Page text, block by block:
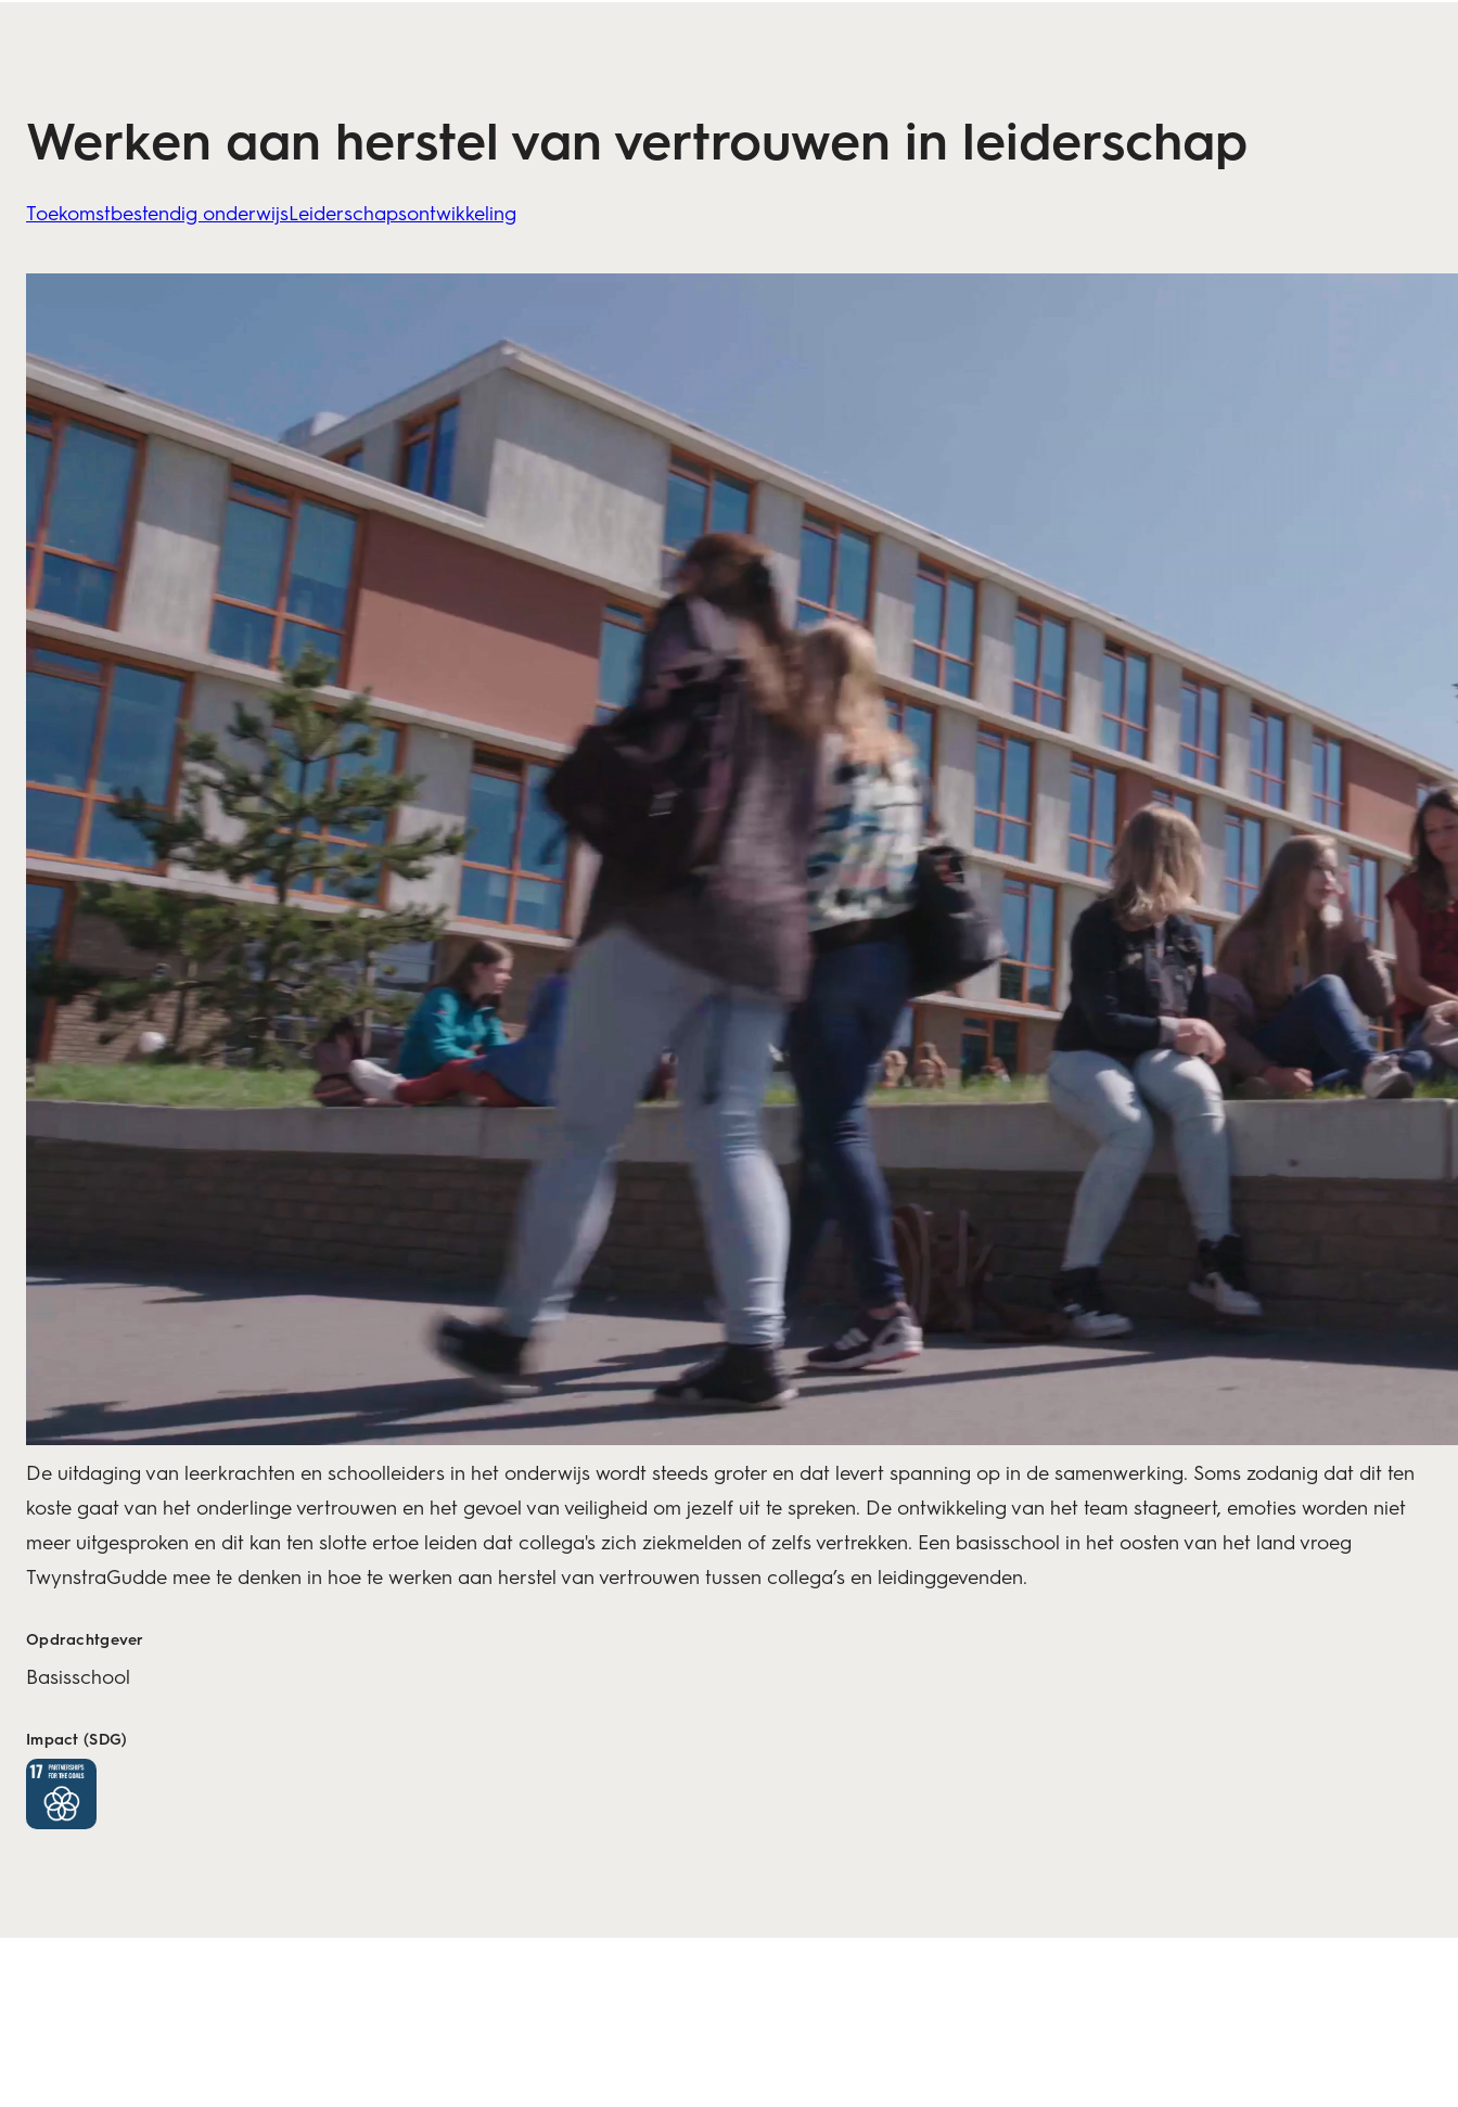
Werken aan herstel van vertrouwen in leiderschap
Toekomstbestendig onderwijsLeiderschapsontwikkeling
De uitdaging van leerkrachten en schoolleiders in het onderwijs wordt steeds groter en dat levert spanning op in de samenwerking. Soms zodanig dat dit ten
koste gaat van het onderlinge vertrouwen en het gevoel van veiligheid om jezelf uit te spreken. De ontwikkeling van het team stagneert, emoties worden niet
meer uitgesproken en dit kan ten slotte ertoe leiden dat collega's zich ziekmelden of zelfs vertrekken. Een basisschool in het oosten van het land vroeg
TwynstraGudde mee te denken in hoe te werken aan herstel van vertrouwen tussen collega’s en leidinggevenden.
Opdrachtgever
Basisschool
Impact (SDG)